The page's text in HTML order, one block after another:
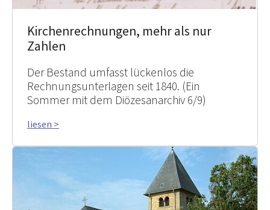
Kirchenrechnungen, mehr als nur
Zahlen
Der Bestand umfasst lückenlos die
Rechnungsunterlagen seit 1840. (Ein
Sommer mit dem Diözesanarchiv 6/9)
liesen >